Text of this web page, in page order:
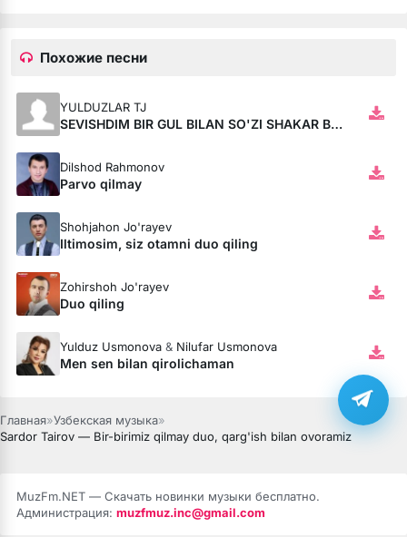
Похожие песни
YULDUZLAR TJ
SEVISHDIM BIR GUL BILAN SO'ZI SHAKAR BOL BILAN
Dilshod Rahmonov
Parvo qilmay
Shohjahon Jo'rayev
Iltimosim, siz otamni duo qiling
Zohirshoh Jo'rayev
Duo qiling
Yulduz Usmonova & Nilufar Usmonova
Men sen bilan qirolichaman
Главная»Узбекская музыка»
Sardor Tairov — Bir-birimiz qilmay duo, qarg'ish bilan ovoramiz
MuzFm.NET — Скачать новинки музыки бесплатно.
Администрация: muzfmuz.inc@gmail.com